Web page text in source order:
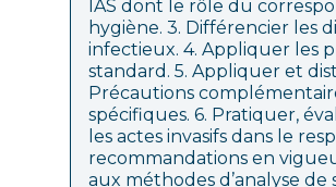
IAS dont le rôle du
hygiène. 3. Différencier les
infectieux. 4. Appliquer les
standard. 5. Appliquer et
Précautions
spécifiques. 6. Pratiquer,
les actes invasifs dans le
recommandations en
aux méthodes d’analyse de